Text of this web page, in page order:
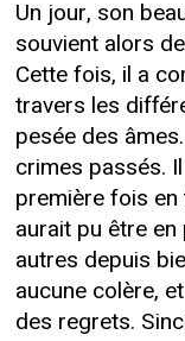
Un jour, son
souvient alors
Cette fois, il a
travers les
pesée des
crimes passés.
première fois en
aurait pu être
autres depuis
aucune colère,
des regrets.